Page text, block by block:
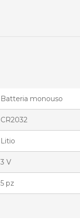
Batteria monouso
CR2032
Litio
3 V
5 pz